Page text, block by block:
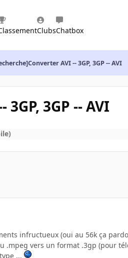
ClubsChatbox
AVI -- 3GP, 3GP -- AVI
3GP -- AVI
infructueux (oui au 56k ça
.mpeg vers un format .3gp (pour
...